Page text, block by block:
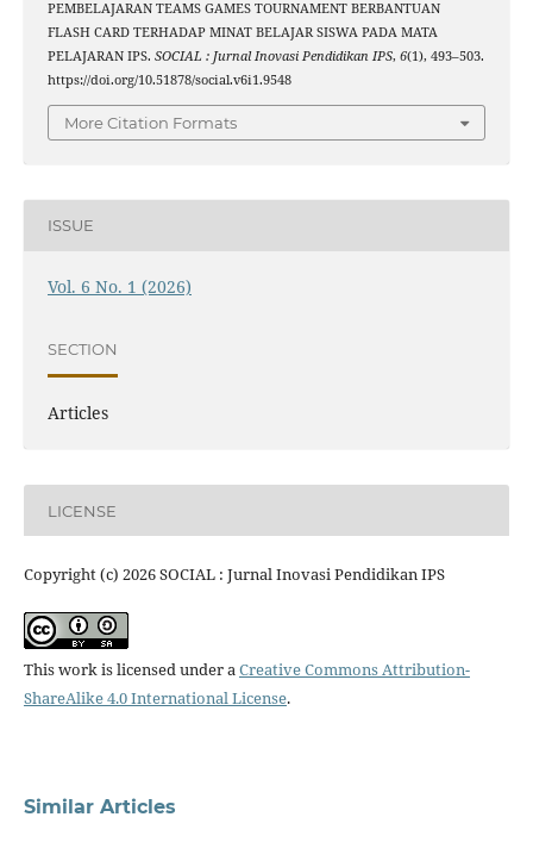
PEMBELAJARAN TEAMS GAMES TOURNAMENT BERBANTUAN
FLASH CARD TERHADAP MINAT BELAJAR SISWA PADA MATA
PELAJARAN IPS. SOCIAL : Jurnal Inovasi Pendidikan IPS, 6(1), 493–503.
https://doi.org/10.51878/social.v6i1.9548
More Citation Formats
ISSUE
Vol. 6 No. 1 (2026)
SECTION
Articles
LICENSE
Copyright (c) 2026 SOCIAL : Jurnal Inovasi Pendidikan IPS
This work is licensed under aCreative Commons Attribution-
ShareAlike 4.0 International License.
Similar Articles